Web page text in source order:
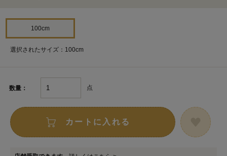
100cm
選択されたサイズ：100cm
数量： 点
カートに入れる